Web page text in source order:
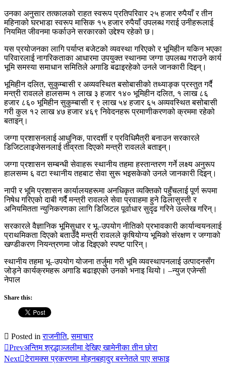
उनका अनुसार तत्कालको राहत स्वरूप प्रतिपरिवार २५ हजार रुपैयाँ र तीन
महिनाको घरभाडा स्वरूप मासिक १५ हजार रुपैयाँ उपलब्ध गराई उनीहरूलाई
नियमित जीवनमा फर्काउने सरकारको उद्देश्य रहेको छ।
यस प्रयोजनका लागि पर्याप्त बजेटको व्यवस्था गरिएको र भूमिहीन यकिन भएका
परिवारलाई नागरिकताका आधारमा उपयुक्त स्थानमा जग्गा उपलब्ध गराउने कार्य
भूमि समस्या समाधान समितिले अगाडि बढाइरहेको उनले जानकारी दिइन्।
भूमिहीन दलित, सुकुम्बासी र अव्यवस्थित बसोबासीको तथ्याङ्क प्रस्तुत गर्दै
मन्त्री रावलले हालसम्म १ लाख ३ हजार १४० भूमिहीन दलित, १ लाख ८६
हजार ८६० भूमिहीन सुकुम्बासी र ९ लाख ५४ हजार ६५ अव्यवस्थित बसोबासी
गरी कुल १२ लाख ४७ हजार ४६९ निवेदनहरू प्रमाणीकरणको क्रममा रहेको
बताइन्।
जग्गा प्रशासनलाई आधुनिक, पारदर्शी र प्रविधिमैत्री बनाउन सरकारले
डिजिटलाइजेसनलाई तीव्रता दिएको मन्त्री रावलले बताइन्।
जग्गा प्रशासन सम्बन्धी सेवाहरू स्थानीय तहमा हस्तान्तरण गर्ने लक्ष्य अनुरूप
हालसम्म ६ वटा स्थानीय तहबाट सेवा सुरू भइसकेको उनले जानकारी दिइन्।
नापी र भूमि प्रशासन कार्यालयहरूमा अनधिकृत व्यक्तिको पहुँचलाई पूर्ण रूपमा
निषेध गरिएको दाबी गर्दै मन्त्री रावलले सेवा प्रवाहमा हुने ढिलासुस्ती र
अनियमितता न्युनिकरणका लागि डिजिटल पूर्वाधार सुदृढ गरिने उल्लेख गरिन्।
सरकारले वैज्ञानिक भूमिसुधार र भू–उपयोग नीतिको प्रभावकारी कार्यान्वयनलाई
प्राथमिकता दिएको बताउँदै मन्त्री रावलले कृषियोग्य भूमिको संरक्षण र जग्गाको
खण्डीकरण नियन्त्रणमा जोड दिइएको स्पष्ट पारिन्।
स्थानीय तहमा भू–उपयोग योजना तर्जुमा गरी भूमि व्यवस्थापनलाई उत्पादनसँग
जोड्ने कार्यक्रमहरू अगाडि बढाइएको उनको भनाइ थियो। –न्युज एजेन्सी
नेपाल
Share this:
Posted inराजनीति,समाचार
Prevअन्तिम श्रद्धाञ्जलीमा देखिए खामेनीका तीन छोरा
Next टेरामक्स प्रकरणमा मोहनबहादुर बस्नेतले पाए सफाइ